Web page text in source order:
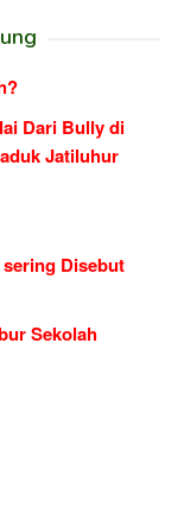
Dari Bully di
Jatiluhur
sering Disebut
Sekolah